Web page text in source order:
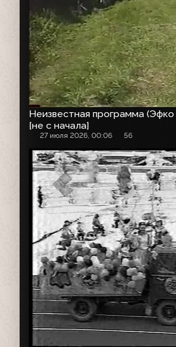
Неизвестная программа
[не с начала]
27 июля 2026, 00:06 56